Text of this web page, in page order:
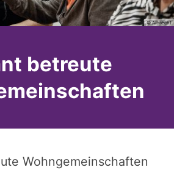
© Albrecht
betreute
Wohngemeinschaften